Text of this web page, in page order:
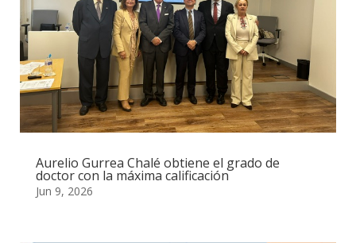
Aurelio Gurrea Chalé obtiene el grado de
doctor con la máxima calificación
Jun 9, 2026